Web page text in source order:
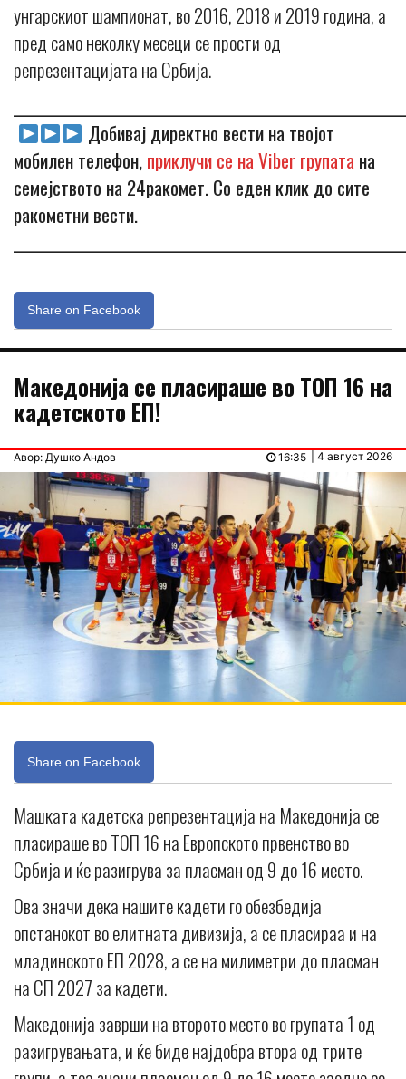
унгарскиот шампионат, во 2016, 2018 и 2019 година, а
пред само неколку месеци се прости од
репрезентацијата на Србија.
Добивај директно вести на твојот
мобилен телефон,приклучи се на Viber групата на
семејството на 24ракомет. Со еден клик до сите
ракометни вести.
Share on Facebook
Македонија се пласираше во ТОП 16 на
кадетското ЕП!
Авор: Душко Андов | 4 август 2026
16:35
Share on Facebook
Mашката кадетска репрезентација на Македонија се
пласираше во ТОП 16 на Европското првенство во
Србија и ќе разигрува за пласман од 9 до 16 место.
Ова значи дека нашите кадети го обезбедија
опстанокот во елитната дивизија, а се пласираа и на
младинското ЕП 2028, а се на милиметри до пласман
на СП 2027 за кадети.
Македонија заврши на второто место во групата 1 од
разигрувањата, и ќе биде најдобра втора од трите